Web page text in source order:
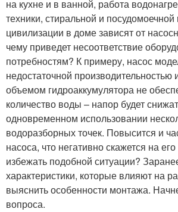
на кухне и в ванной, работа
техники, стиральной и
цивилизации в доме зависят от
чему приведет несоответствие
потребностям? К примеру, насос
недостаточной
объемом гидроаккумулятора не
количество воды – напор будет
одновременном использовании
водоразборных точек. Повысится и
насоса, что негативно скажется на
избежать подобной ситуации?
характеристики, которые влияют на
выяснить особенности монтажа.
вопроса.